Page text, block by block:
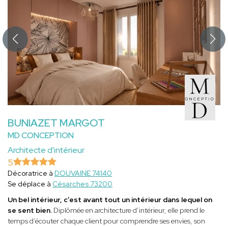
BUNIAZET MARGOT
MD CONCEPTION
Architecte d'intérieur
5
Décoratrice à DOUVAINE 74140
Se déplace à Césarches 73200
Un bel intérieur, c’est avant tout un intérieur dans lequel on
se sent bien. Diplômée en architecture d’intérieur, elle prend le
temps d’écouter chaque client pour comprendre ses envies, son